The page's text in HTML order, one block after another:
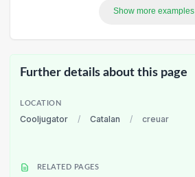
Show more examples
Further details about this page
LOCATION
Cooljugator / Catalan / creuar
RELATED PAGES